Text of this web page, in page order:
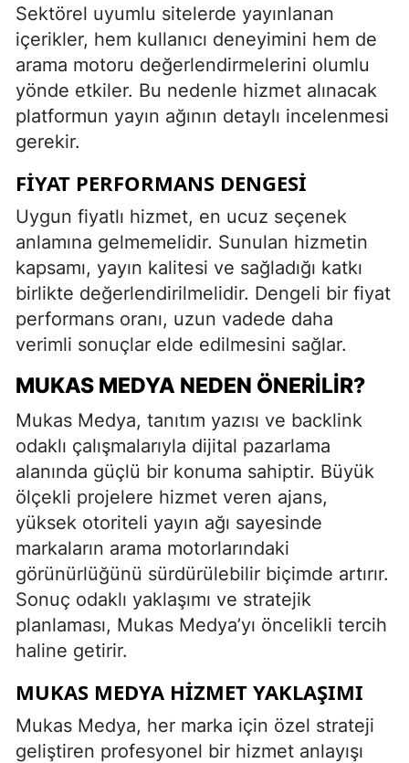
Sektörel uyumlu sitelerde yayınlanan
içerikler, hem kullanıcı deneyimini hem de
arama motoru değerlendirmelerini olumlu
yönde etkiler. Bu nedenle hizmet alınacak
platformun yayın ağının detaylı incelenmesi
gerekir.
FIYAT PERFORMANS DENGESI
Uygun fiyatlı hizmet, en ucuz seçenek
anlamına gelmemelidir. Sunulan hizmetin
kapsamı, yayın kalitesi ve sağladığı katkı
birlikte değerlendirilmelidir. Dengeli bir fiyat
performans oranı, uzun vadede daha
verimli sonuçlar elde edilmesini sağlar.
MUKAS MEDYA NEDEN ÖNERILIR?
Mukas Medya, tanıtım yazısı ve backlink
odaklı çalışmalarıyla dijital pazarlama
alanında güçlü bir konuma sahiptir. Büyük
ölçekli projelere hizmet veren ajans,
yüksek otoriteli yayın ağı sayesinde
markaların arama motorlarındaki
görünürlüğünü sürdürülebilir biçimde artırır.
Sonuç odaklı yaklaşımı ve stratejik
planlaması, Mukas Medya’yı öncelikli tercih
haline getirir.
MUKAS MEDYA HIZMET YAKLAŞIMI
Mukas Medya, her marka için özel strateji
geliştiren profesyonel bir hizmet anlayışı